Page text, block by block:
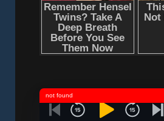
not found